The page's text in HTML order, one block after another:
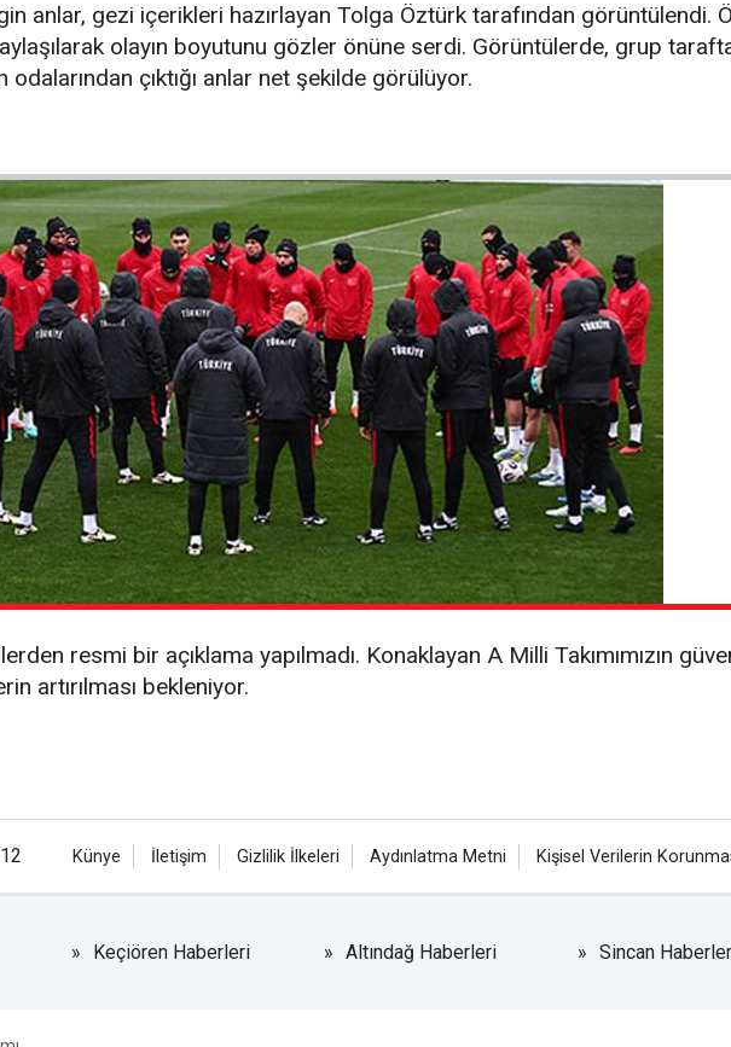
anlar, gezi içerikleri hazırlayan Tolga Öztürk tarafından görüntülendi.
olayın boyutunu gözler önüne serdi. Görüntülerde, grup
odalarından çıktığı anlar net şekilde görülüyor.
resmi bir açıklama yapılmadı. Konaklayan A Milli Takımımızın
artırılması bekleniyor.
Künye İletişim Gizlilik İlkeleri Aydınlatma Metni Kişisel Verilerin
Keçiören Haberleri Altındağ Haberleri Sincan